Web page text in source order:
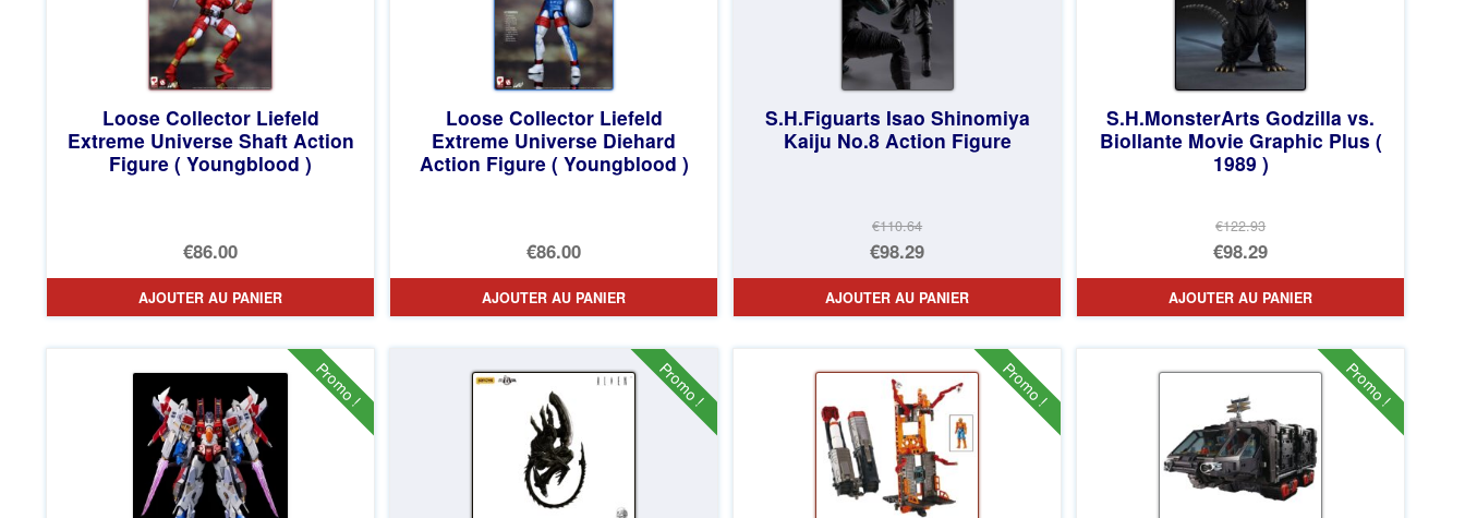
Loose Collector Liefeld
Extreme Universe Shaft Action
Figure ( Youngblood )
€86.00
AJOUTER AU PANIER
Loose Collector Liefeld
Extreme Universe Diehard
Action Figure ( Youngblood )
€86.00
AJOUTER AU PANIER
S.H.Figuarts Isao Shinomiya
Kaiju No.8 Action Figure
€110.64
Le
prix
initial
€110.64.
€98.29
Le
prix
est :
€98.29.
AJOUTER AU PANIER
S.H.MonsterArts Godzilla vs.
Biollante Movie Graphic Plus (
1989 )
€122.93
Le
prix
initial
€122.93.
€98.29
Le
prix
est :
€98.29.
AJOUTER AU PANIER
Promo ! Promo ! Promo ! Promo !